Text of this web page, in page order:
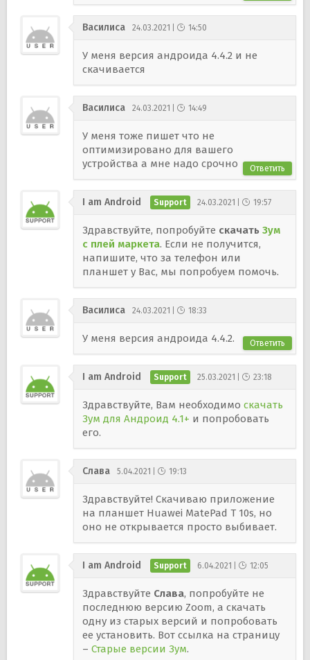
Василиса 24.03.2021 14:50
У меня версия андроида 4.4.2 и не
скачивается
Василиса 24.03.2021 14:49
У меня тоже пишет что не
оптимизировано для вашего
устройства а мне надо срочно
Ответить
I am Android 24.03.2021 19:57
Здравствуйте, попробуйте скачать Зум
с плей маркета. Если не получится,
напишите, что за телефон или
планшет у Вас, мы попробуем помочь.
Василиса 24.03.2021 18:33
У меня версия андроида 4.4.2. Ответить
I am Android 25.03.2021 23:18
Здравствуйте, Вам необходимо скачать
Зум для Андроид 4.1+ и попробовать
его.
Слава 5.04.2021 19:13
Здравствуйте! Скачиваю приложение
на планшет Huawei MatePad T 10s, но
оно не открывается просто выбивает.
I am Android 6.04.2021 12:05
Здравствуйте Слава, попробуйте не
последнюю версию Zoom, а скачать
одну из старых версий и попробовать
ее установить. Вот ссылка на страницу
– Старые версии Зум.